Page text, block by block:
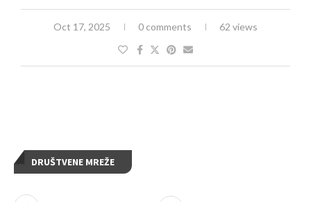
Oct 17, 2025 0 comments 62 views
DRUŠTVENE MREŽE